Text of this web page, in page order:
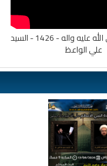
وفاة النبي صلى الله عليه واله - 1426 - السيد
علي الواعظ